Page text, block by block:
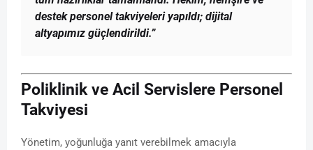
destek personel takviyeleri yapıldı; dijital
altyapımız güçlendirildi.”
Poliklinik ve Acil Servislere Personel
Takviyesi
Yönetim, yoğunluğa yanıt verebilmek amacıyla